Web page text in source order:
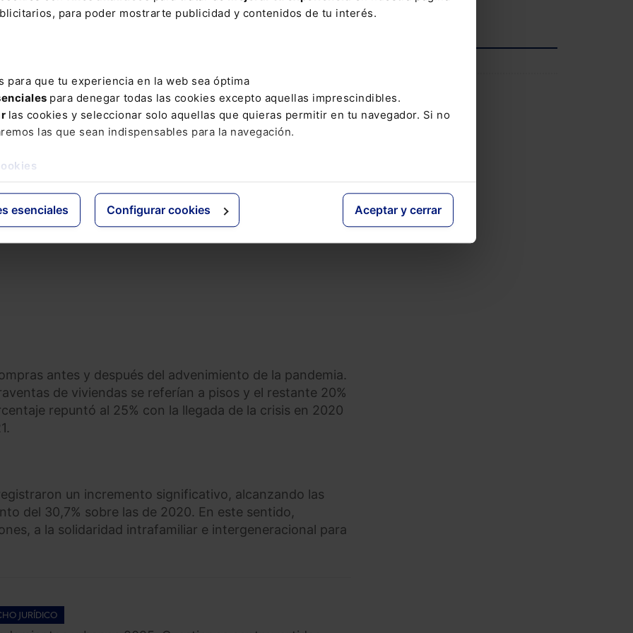
para poder mostrarte publicidad y contenidos de tu interés.
para que tu experiencia en la web sea óptima
para denegar todas las cookies excepto aquellas imprescindibles.
las cookies y seleccionar solo aquellas que quieras permitir en tu navegador. Si no
las que sean indispensables para la navegación.
esenciales Configurar cookies Aceptar y cerrar
durante el segundo semestre del año, al promediar
cambio, la vivienda unifamiliar se disparó, anotándose
en la segunda mitad del año. La positiva evolución
a no dejarse por el camino un gran número de
del 3,1%, mucho más moderado que el retroceso del
tipo piso.
la vivienda unifamiliar cifraron aumentos similares
el cambio en las preferencias de los consumidores se
pasajero, el incremento de la vivienda piso debería
la vivienda unifamiliar, lo que no se produjo.
antes y después del advenimiento de la pandemia.
de viviendas se referían a pisos y el restante 20%
repuntó al 25% con la llegada de la crisis en 2020
un incremento significativo, alcanzando las
del 30,7% sobre las de 2020. En este sentido,
a la solidaridad intrafamiliar e intergeneracional para
JURÍDICO
Saber más